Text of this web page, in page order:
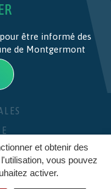
et obtenir des
vous pouvez
activer.
être informé des
de Montgermont